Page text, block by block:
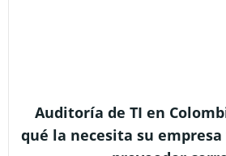
Auditoría de TI en
qué la necesita su